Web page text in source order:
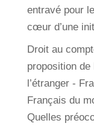
entravé pour
cœur d’une
Droit au
proposition
l’étranger -
Français du
Quelles